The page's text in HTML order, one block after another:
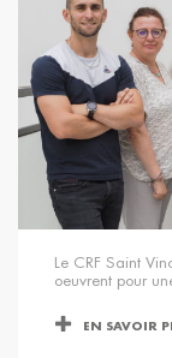
Le CRF Saint
oeuvrent pour
EN SAVOIR